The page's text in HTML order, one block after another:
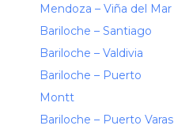
Mendoza – Viña del Mar
Bariloche – Santiago
Bariloche – Valdivia
Bariloche – Puerto
Montt
Bariloche – Puerto Varas